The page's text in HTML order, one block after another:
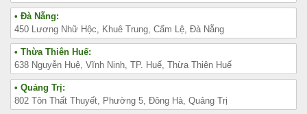
• Đà Nẵng:
450 Lương Nhữ Hộc, Khuê Trung, Cẩm Lệ, Đà Nẵng
• Thừa Thiên Huế:
638 Nguyễn Huệ, Vĩnh Ninh, TP. Huế, Thừa Thiên Huế
• Quảng Trị:
802 Tôn Thất Thuyết, Phường 5, Đông Hà, Quảng Trị